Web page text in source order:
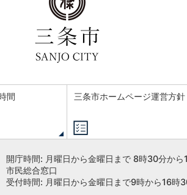
間 三条市ホームページ運営方針
開庁時間: 月曜日から金曜日まで 8時30分か
市民総合窓口
受付時間: 月曜日から金曜日まで9時から16時